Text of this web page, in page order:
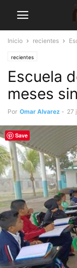
Inicio recientes
recientes
Escuela
meses
Por Omar Alvarez - 27
Save